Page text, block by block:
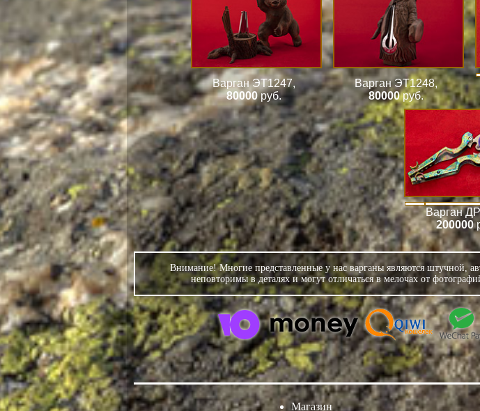
Варган ЭТ1247,
80000руб.
Варган ЭТ1248,
80000руб.
Варган
200000
Внимание! Многие представленные у нас варганы являются штучной,
неповторимы в деталях и могут отличаться в мелочах от
Магазин